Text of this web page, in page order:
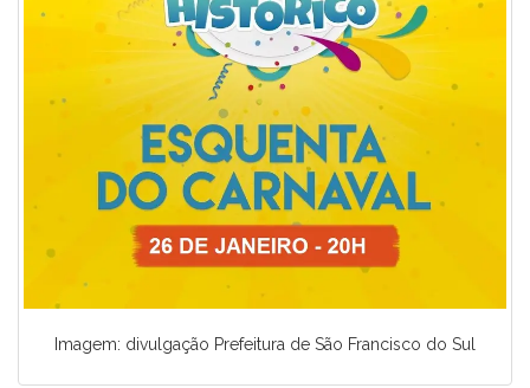
Imagem: divulgação Prefeitura de São Francisco do Sul